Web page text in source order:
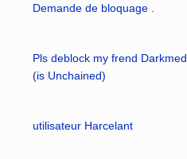
Demande de bloquage .
Pls deblock my frend Darkmed
(is Unchained)
utilisateur Harcelant